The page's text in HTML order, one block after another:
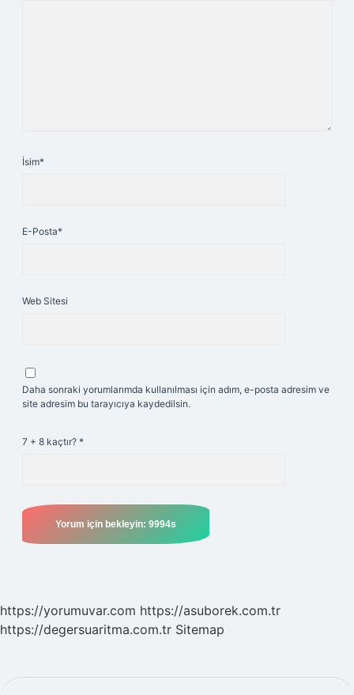
İsim*
E-Posta*
Web Sitesi
Daha sonraki yorumlarımda kullanılması için adım, e-posta adresim ve
site adresim bu tarayıcıya kaydedilsin.
7 + 8 kaçtır? *
https://yorumuvar.com https://asuborek.com.tr
https://degersuaritma.com.tr Sitemap